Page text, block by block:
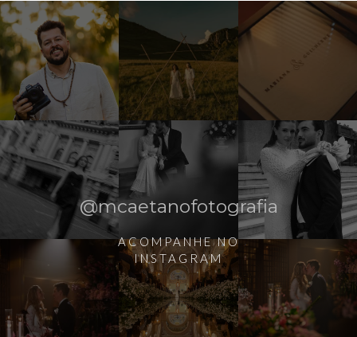
@mcaetanofotografia
ACOMPANHE NO
INSTAGRAM